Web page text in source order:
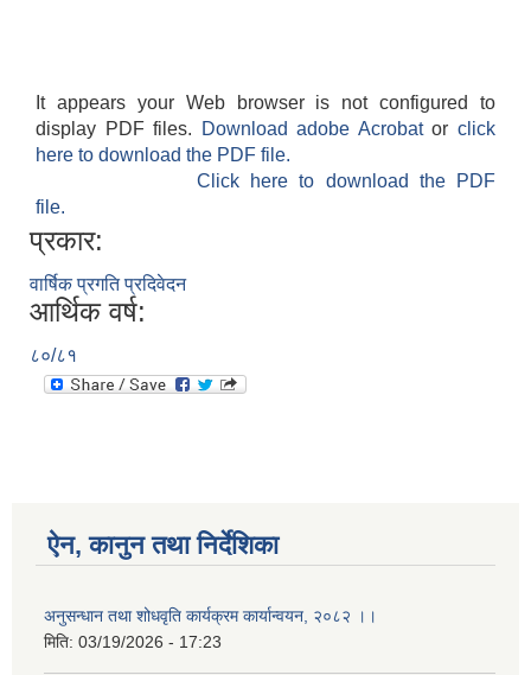
It appears your Web browser is not configured to
display PDF files.
Download adobe Acrobatorclick
here to download the PDF file.
Click here to download the PDF
file.
प्रकार:
वार्षिक प्रगति प्रदिवेदन
आर्थिक वर्ष:
८०/८१
ऐन, कानुन तथा निर्देशिका
अनुसन्धान तथा शोधवृति कार्यक्रम कार्यान्वयन, २०८२ ।।
मिति: 03/19/2026 - 17:23